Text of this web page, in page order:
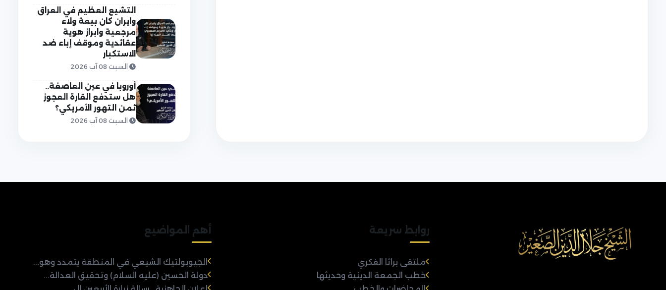
التشيع العظيم في العراق
وايران كان بيعة ولاء
مرجعية وابراز هوية
عقائدية وموقف إباء ضد
الاستكبار
السبت 08 آب 2026
أوروبا في عين العاصفة..
هل ستدفع القارة العجوز
ثمن التهور الأمريكي؟
السبت 08 آب 2026
روابط سريعة
ملتقى براثا الفكري
خطب الجمعة الدينية وحديثها
أهم المواضيع
الجيوبولتيك الشيعي في المنطقة يتمدد وهو...
دولة الحسين (عليه السلام) وتحقيق العدالة...